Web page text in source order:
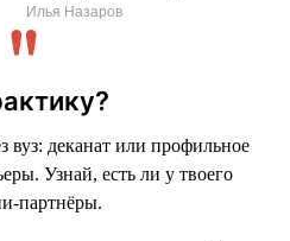
Илья Назаров
деканат или профильное
Узнай, есть ли у твоего
партнёры.